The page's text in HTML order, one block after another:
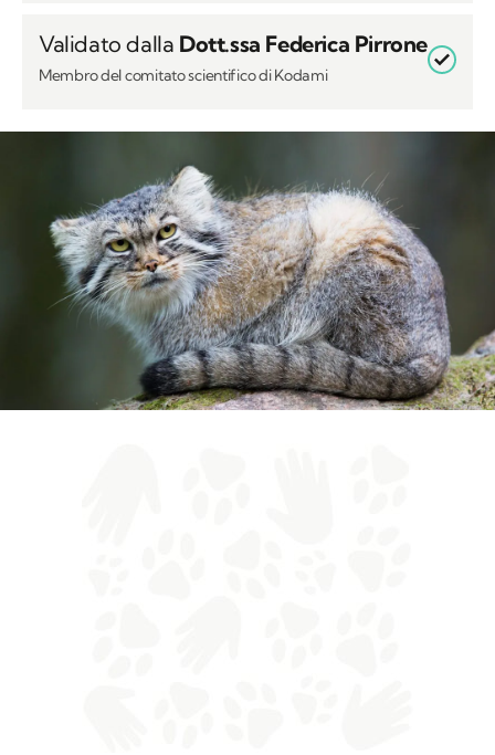
Validato dalla Dott.ssa Federica Pirrone
Membro del comitato scientifico di Kodami